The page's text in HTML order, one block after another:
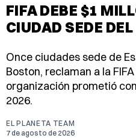
FIFA DEBE $1
CIUDAD SEDE
Once ciudades sede de
Boston, reclaman a la
organización prometió
2026.
EL PLANETA TEAM
7 de agosto de 2026